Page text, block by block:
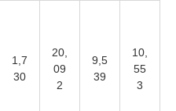
1,7
30
20,
09
2
9,5
39
10,
55
3